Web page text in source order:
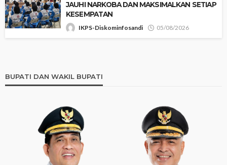
JAUHI NARKOBA DAN MAKSIMALKAN SETIAP
KESEMPATAN
IKPS-Diskominfosandi 05/08/2026
BUPATI DAN WAKIL BUPATI